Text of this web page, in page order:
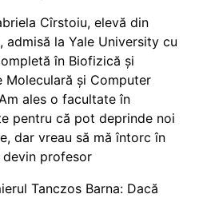
Cîrstoiu, elevă din
admisă la Yale University cu
în Biofizică și
Moleculară și Computer
ales o facultate în
pentru că pot deprinde noi
dar vreau să mă întorc în
devin profesor
Tanczos Barna: Dacă